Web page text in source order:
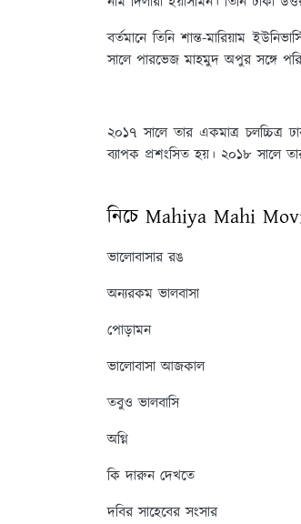
বর্তমানে তিনি শান্ত-মারিয়াম
সালে পারভেজ মাহমুদ অপুর সঙ্গে
২০১৭ সালে তার একমাত্র চলচ্চিত্র
ব্যাপক প্রশংসিত হয়। ২০১৮ সালে
নিচে Mahiya Mahi
ভালোবাসার রঙ
অন্যরকম ভালবাসা
পোড়ামন
ভালোবাসা আজকাল
তবুও ভালবাসি
অগ্নি
কি দারুন দেখতে
দবির সাহেবের সংসার